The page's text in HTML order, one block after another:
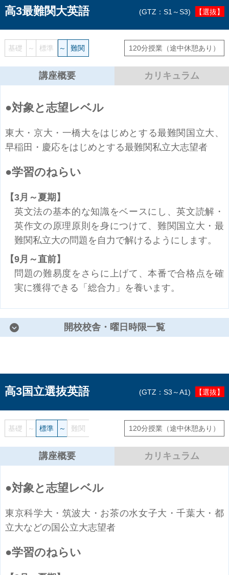
高3最難関大英語 GTZ：S1～S3 【選抜】
120分授業 （途中休憩あり）
基礎 ～ 標準 ～ 難関
開校校舎・曜日時限一覧
講座概要 カリキュラム
対象と志望レベル
東大・京大・一橋大をはじめとする最難関国立大、
早稲田・慶応をはじめとする最難関私立大志望者
学習のねらい
3月～夏期
英文法の基本的な知識をベースにし、英文読解・
英作文の原理原則を身につけて、難関国立大・最
難関私立大の問題を自力で解けるようにします。
9月～直前
問題の難易度をさらに上げて、本番で合格点を確
実に獲得できる「総合力」を養います。
高3国立選抜英語 GTZ：S3～A1 【選抜】
120分授業 （途中休憩あり）
基礎 ～ 標準 ～ 難関
講座概要 カリキュラム
対象と志望レベル
東京科学大・筑波大・お茶の水女子大・千葉大・都
立大などの国公立大志望者
学習のねらい